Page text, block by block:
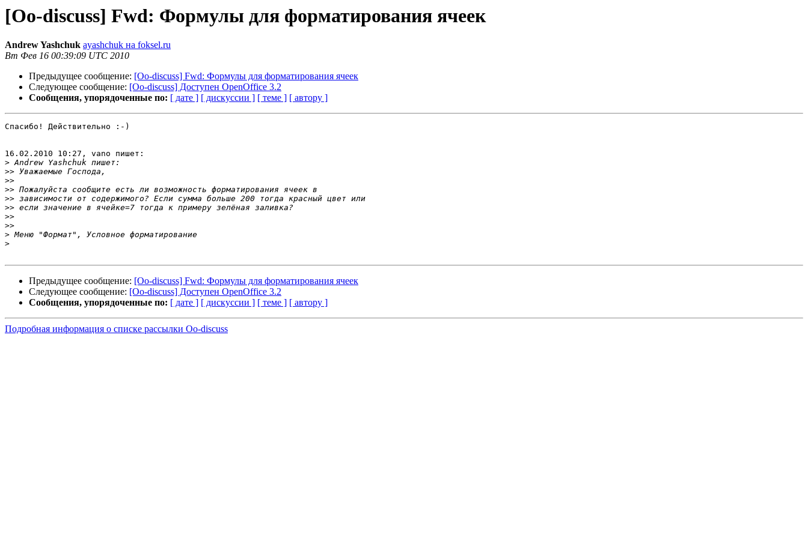
[Oo-discuss] Fwd: Формулы для форматирования ячеек
Andrew Yashchuk ayashchuk на foksel.ru
Вт Фев 16 00:39:09 UTC 2010
Предыдущее сообщение: [Oo-discuss] Fwd: Формулы для форматирования ячеек
Следующее сообщение: [Oo-discuss] Доступен OpenOffice 3.2
Сообщения, упорядоченные по: [ дате ] [ дискуссии ] [ теме ] [ автору ]
Спасибо! Действительно :-)
16.02.2010 10:27, vano пишет:
>
>>
>>
>>
>>
>>
>>
>>
>
>
Предыдущее сообщение: [Oo-discuss] Fwd: Формулы для форматирования ячеек
Следующее сообщение: [Oo-discuss] Доступен OpenOffice 3.2
Сообщения, упорядоченные по: [ дате ] [ дискуссии ] [ теме ] [ автору ]
Подробная информация о списке рассылки Oo-discuss